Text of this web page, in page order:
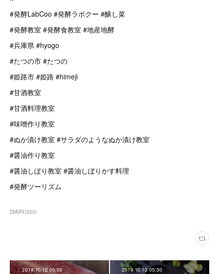
#発酵LabCoo #発酵ラボクー #醸し菜
#発酵教室 #発酵食教室 #地産地酵
#兵庫県 #hyogo
#たつの市 #たつの
#姫路市 #姫路 #himeji
#甘酒教室
#甘酒料理教室
#味噌作り教室
#ぬか漬け教室 #サラダのようなぬか漬け教室
#醤油作り教室
#醤油しぼり教室 #醤油しぼりかす料理
#発酵ツーリズム
DIARY(335)
2019.10.12 06:00 2019.10.12 05:30